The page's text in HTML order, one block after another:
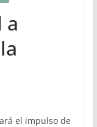
a
el impulso de